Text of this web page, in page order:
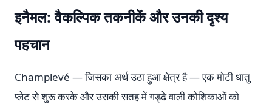
इनैमल: वैकल्पिक तकनीकें और उनकी दृश्य
पहचान
Champlevé — जिसका अर्थ उठा हुआ क्षेत्र है — एक मोटी धातु
प्लेट से शुरू करके और उसकी सतह में गड्ढे वाली कोशिकाओं को